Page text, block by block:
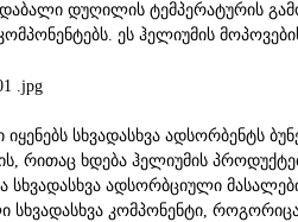
დაბალი დუღილის ტემპერატურის
ეს ჰელიუმის
სხვადასხვა ადსორბენტს
რითაც ხდება ჰელიუმის
სხვადასხვა ადსორბციული
სხვადასხვა კომპონენტი,